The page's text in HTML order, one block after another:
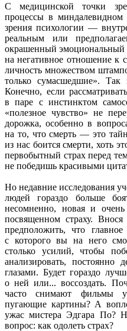
С медицинской точки
процессы в миндалевидном
зрения психологии —
реальным или
окрашенный эмоциональный
на негативное отношение к
личность множеством
только сумасшедшие».
Конечно, если
в паре с инстинктом
«полезное чувство» не
дорожка, особенно в
на то, что смерть — это
из нас боится смерти, хоть
первобытный страх перед
не победишь красивыми
Но недавние исследования
людей гораздо больше
несомненно, новая и
посвященном страху.
предположить, что
с которого вы на него
столько усилий, чтобы
анализировать, постоянно
глазами. Будет гораздо
о ней или... воссоздать.
часто снимают фильмы
пугающие картины? А
ужас мистера Эдгара По?
вопрос: как одолеть страх?